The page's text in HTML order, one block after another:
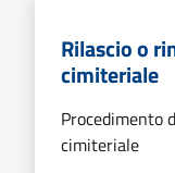
Rilascio o
cimiteriale
Procedimento
cimiteriale